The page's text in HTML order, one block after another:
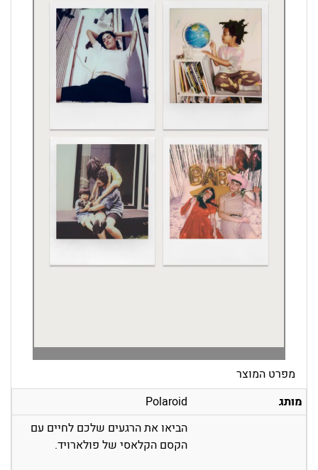
מפרט המוצר
מותג
Polaroid
הביאו את הרגעים שלכם לחיים עם
הקסם הקלאסי של פולארויד.